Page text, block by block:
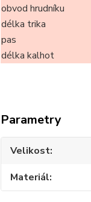
obvod hrudníku
délka trika
pas
délka kalhot
Parametry
Velikost
Materiál